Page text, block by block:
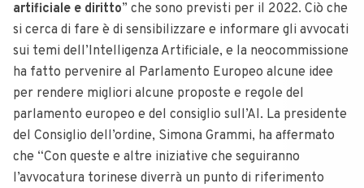
artificiale e diritto” che sono previsti per il 2022. Ciò che
si cerca di fare è di sensibilizzare e informare gli avvocati
sui temi dell’Intelligenza Artificiale, e la neocommissione
ha fatto pervenire al Parlamento Europeo alcune idee
per rendere migliori alcune proposte e regole del
parlamento europeo e del consiglio sull’AI. La presidente
del Consiglio dell’ordine, Simona Grammi, ha affermato
che “Con queste e altre iniziative che seguiranno
l’avvocatura torinese diverrà un punto di riferimento